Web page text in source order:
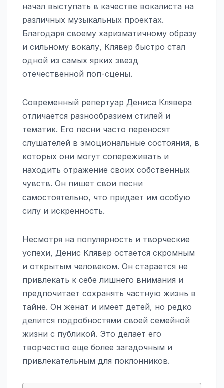
начал выступать в качестве вокалиста на
различных музыкальных проектах.
Благодаря своему харизматичному образу
и сильному вокалу, Клявер быстро стал
одной из самых ярких звезд
отечественной поп-сцены.
Современный репертуар Дениса Клявера
отличается разнообразием стилей и
тематик. Его песни часто переносят
слушателей в эмоциональные состояния, в
которых они могут сопереживать и
находить отражение своих собственных
чувств. Он пишет свои песни
самостоятельно, что придает им особую
силу и искренность.
Несмотря на популярность и творческие
успехи, Денис Клявер остается скромным
и открытым человеком. Он старается не
привлекать к себе лишнего внимания и
предпочитает сохранять частную жизнь в
тайне. Он женат и имеет детей, но редко
делится подробностями своей семейной
жизни с публикой. Это делает его
творчество еще более загадочным и
привлекательным для поклонников.